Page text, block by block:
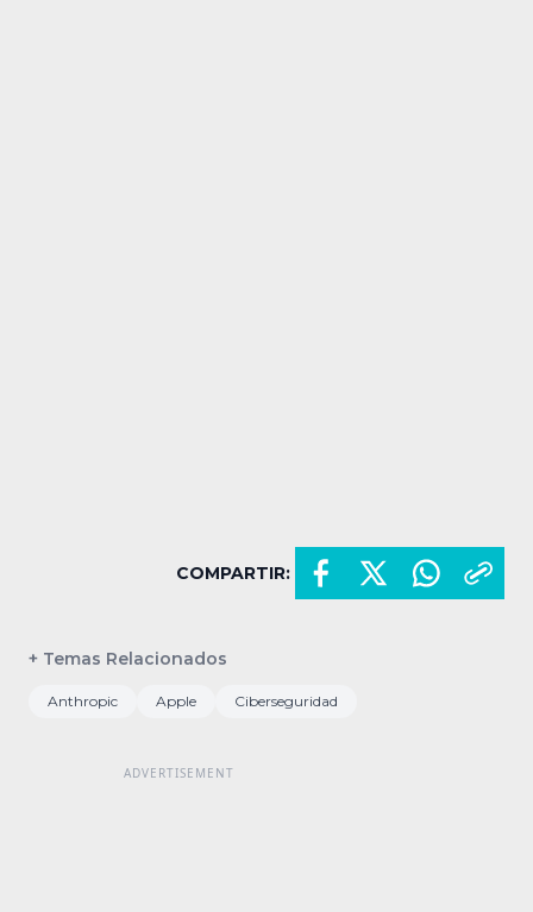
COMPARTIR:
+ Temas Relacionados
Anthropic Apple Ciberseguridad